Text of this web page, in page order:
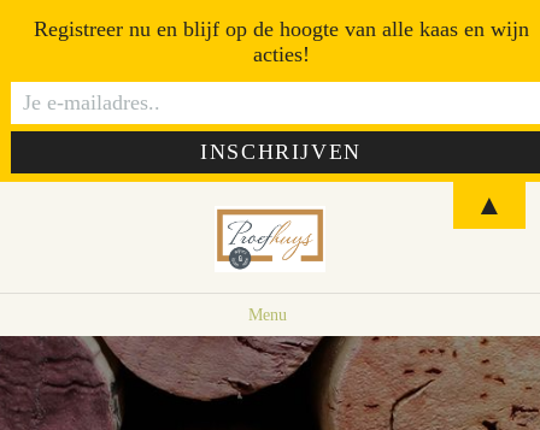
Menu
Registreer nu en blijf op de hoogte van alle kaas en wijn
acties!
▲